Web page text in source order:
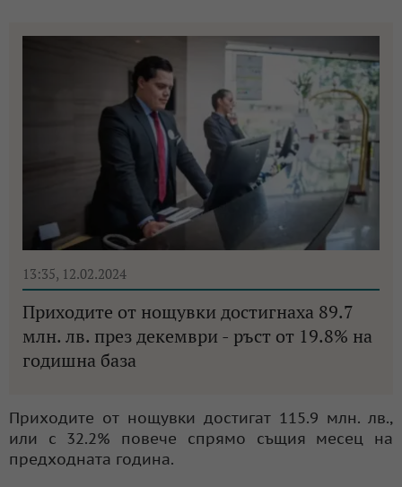
13:35, 12.02.2024
Приходите от нощувки достигнаха 89.7
млн. лв. през декември - ръст от 19.8% на
годишна база
Приходите от нощувки достигат 115.9 млн. лв.,
или с 32.2% повече спрямо същия месец на
предходната година.